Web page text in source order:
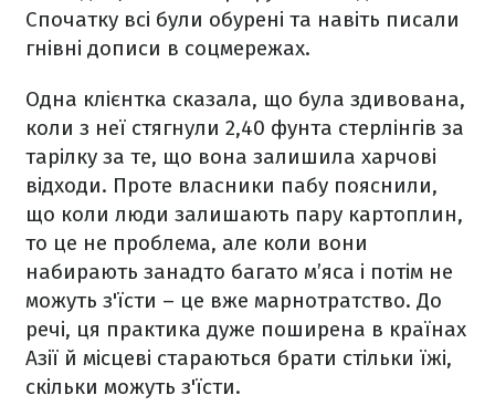
Спочатку всі були обурені та навіть писали
гнівні дописи в соцмережах.
Одна клієнтка сказала, що була здивована,
коли з неї стягнули 2,40 фунта стерлінгів за
тарілку за те, що вона залишила харчові
відходи. Проте власники пабу пояснили,
що коли люди залишають пару картоплин,
то це не проблема, але коли вони
набирають занадто багато м’яса і потім не
можуть з'їсти – це вже марнотратство. До
речі, ця практика дуже поширена в країнах
Азії й місцеві стараються брати стільки їжі,
скільки можуть з'їсти.